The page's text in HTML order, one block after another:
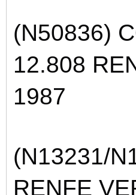
(N50836)
12.808
1987
(N13231/
RENFE